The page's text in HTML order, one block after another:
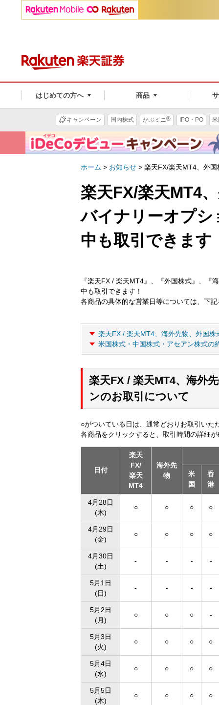
はじめての方へ 商品
キャンペーン 国内株式 かぶミニ® IPO・PO
ホーム > お知らせ > 楽天FX/楽天MT4、外
楽天FX/楽天MT4
バイナリーオプ
中も取引できます
『楽天FX / 楽天MT4』、『外国株式』、『
中も取引できます！
各商品の具体的な営業日等については、下
楽天FX / 楽天MT4、海外先物、外国
米国株式・中国株式・アセアン株式の
楽天FX / 楽天MT4、海外
ンのお取引について
○がついている日は、通常どおりお取引いた
各商品をクリックすると、取引時間の詳細
日付
楽天
FX/
楽天
MT4
海外先
物
米
国
香
港
4月28日
(木)
○ ○ ○ ○
4月29日
(金)
○ ○ ○ ○
4月30日
(土)
- - - -
5月1日
(日)
- - - -
5月2日
(月)
○ ○ ○ -
5月3日
(火)
○ ○ ○ ○
5月4日
(水)
○ ○ ○ ○
5月5日
(木)
○ ○ ○ ○